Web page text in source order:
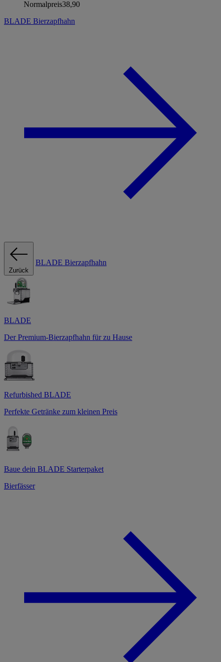
Normalpreis38,90
BLADE Bierzapfhahn
Zurück
BLADE Bierzapfhahn
BLADE
Der Premium-Bierzapfhahn für zu Hause
Refurbished BLADE
Perfekte Getränke zum kleinen Preis
Baue dein BLADE Starterpaket
Bierfässer